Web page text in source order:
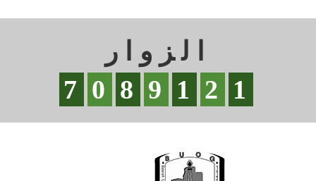
الزوار
7 0 8 9 1 2 1